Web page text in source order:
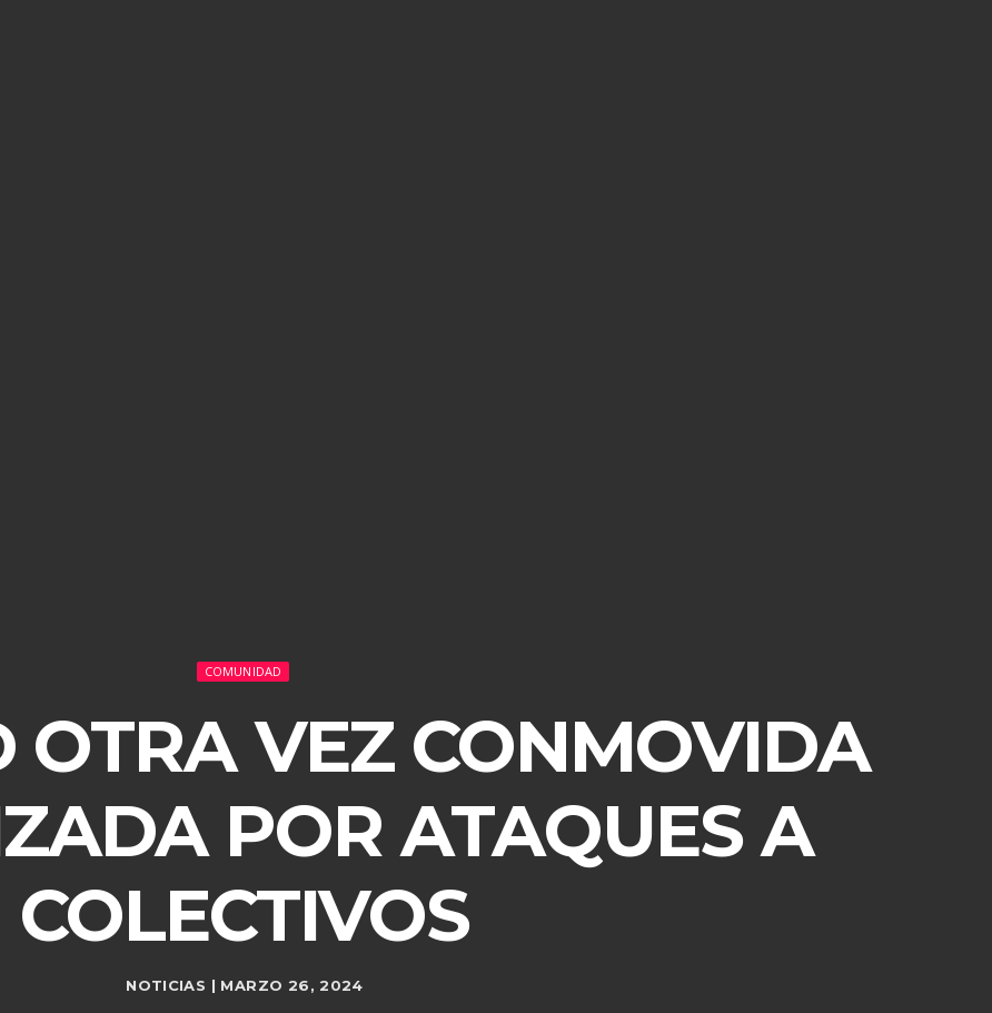
COMUNIDAD
OTRA VEZ CONMOVIDA
POR ATAQUES A
COLECTIVOS
NOTICIAS | MARZO 26, 2024